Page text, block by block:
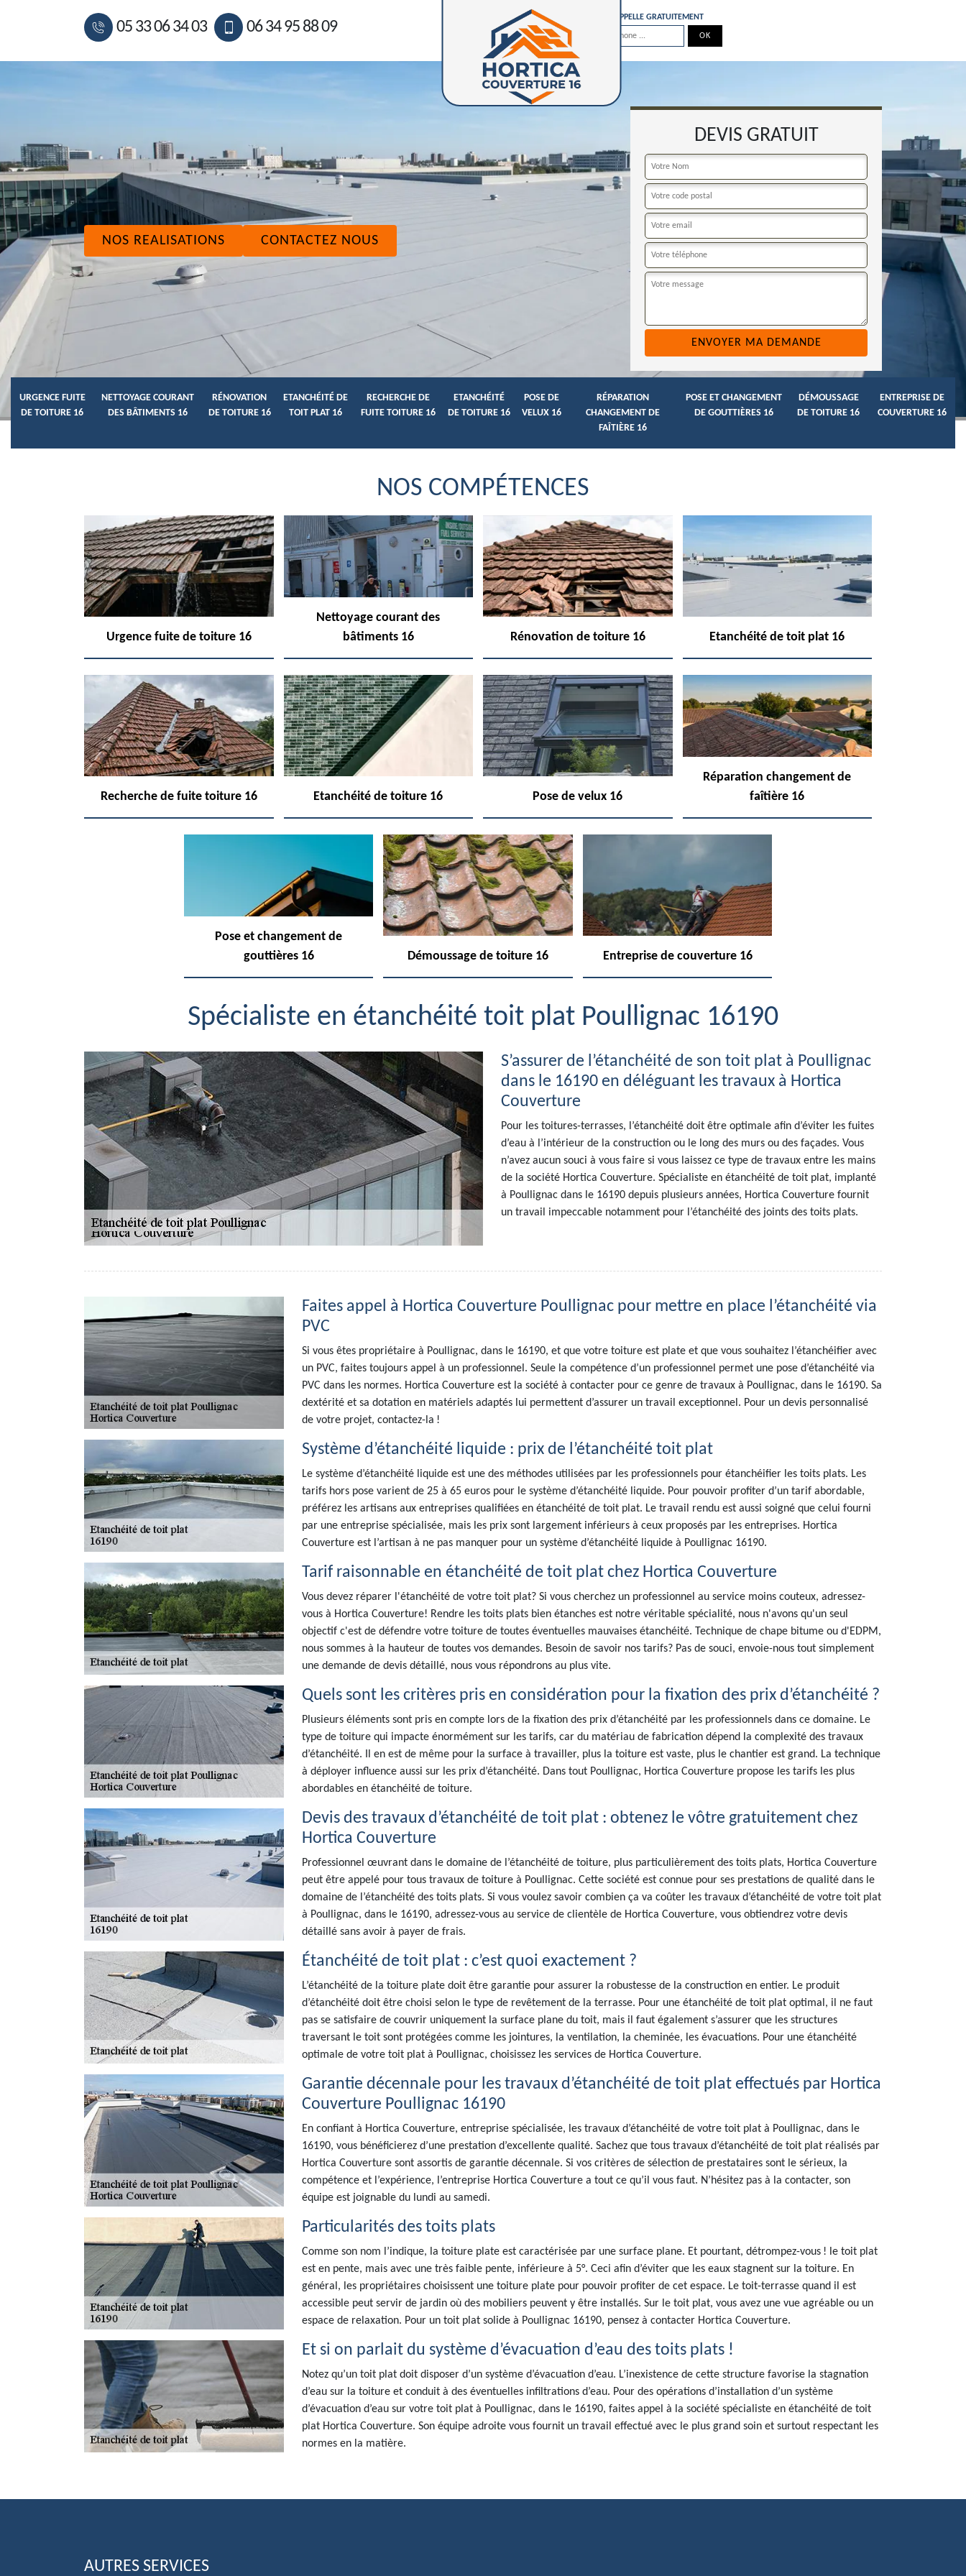
05 33 06 34 03 06 34 95 88 09
ON VOUS RAPPELLE GRATUITEMENT
NOS REALISATIONS CONTACTEZ NOUS
DEVIS GRATUIT
URGENCE FUITE
DE TOITURE 16
NETTOYAGE COURANT
DES BÂTIMENTS 16
RÉNOVATION
DE TOITURE 16
ETANCHÉITÉ DE
TOIT PLAT 16
RECHERCHE DE
FUITE TOITURE 16
ETANCHÉITÉ
DE TOITURE 16
POSE DE
VELUX 16
RÉPARATION
CHANGEMENT DE
FAÎTIÈRE 16
POSE ET CHANGEMENT
DE GOUTTIÈRES 16
DÉMOUSSAGE
DE TOITURE 16
ENTREPRISE DE
COUVERTURE 16
NOS COMPÉTENCES
Urgence fuite de toiture 16
Nettoyage courant des
bâtiments 16
Rénovation de toiture 16 Etanchéité de toit plat 16
Recherche de fuite toiture 16 Etanchéité de toiture 16 Pose de velux 16
Réparation changement de
faîtière 16
Pose et changement de
gouttières 16
Démoussage de toiture 16 Entreprise de couverture 16
Spécialiste en étanchéité toit plat Poullignac 16190
S’assurer de l’étanchéité de son toit plat à Poullignac
dans le 16190 en déléguant les travaux à Hortica
Couverture
Pour les toitures-terrasses, l’étanchéité doit être optimale afin d’éviter les fuites
d’eau à l’intérieur de la construction ou le long des murs ou des façades. Vous
n’avez aucun souci à vous faire si vous laissez ce type de travaux entre les mains
de la société Hortica Couverture. Spécialiste en étanchéité de toit plat, implanté
à Poullignac dans le 16190 depuis plusieurs années, Hortica Couverture fournit
un travail impeccable notamment pour l’étanchéité des joints des toits plats.
Faites appel à Hortica Couverture Poullignac pour mettre en place l’étanchéité via
PVC
Si vous êtes propriétaire à Poullignac, dans le 16190, et que votre toiture est plate et que vous souhaitez l’étanchéifier avec
un PVC, faites toujours appel à un professionnel. Seule la compétence d’un professionnel permet une pose d’étanchéité via
PVC dans les normes. Hortica Couverture est la société à contacter pour ce genre de travaux à Poullignac, dans le 16190. Sa
dextérité et sa dotation en matériels adaptés lui permettent d’assurer un travail exceptionnel. Pour un devis personnalisé
de votre projet, contactez-la !
Système d’étanchéité liquide : prix de l’étanchéité toit plat
Le système d’étanchéité liquide est une des méthodes utilisées par les professionnels pour étanchéifier les toits plats. Les
tarifs hors pose varient de 25 à 65 euros pour le système d’étanchéité liquide. Pour pouvoir profiter d’un tarif abordable,
préférez les artisans aux entreprises qualifiées en étanchéité de toit plat. Le travail rendu est aussi soigné que celui fourni
par une entreprise spécialisée, mais les prix sont largement inférieurs à ceux proposés par les entreprises. Hortica
Couverture est l’artisan à ne pas manquer pour un système d’étanchéité liquide à Poullignac 16190.
Tarif raisonnable en étanchéité de toit plat chez Hortica Couverture
Vous devez réparer l'étanchéité de votre toit plat? Si vous cherchez un professionnel au service moins couteux, adressez-
vous à Hortica Couverture! Rendre les toits plats bien étanches est notre véritable spécialité, nous n'avons qu'un seul
objectif c'est de défendre votre toiture de toutes éventuelles mauvaises étanchéité. Technique de chape bitume ou d'EDPM,
nous sommes à la hauteur de toutes vos demandes. Besoin de savoir nos tarifs? Pas de souci, envoie-nous tout simplement
une demande de devis détaillé, nous vous répondrons au plus vite.
Quels sont les critères pris en considération pour la fixation des prix d’étanchéité ?
Plusieurs éléments sont pris en compte lors de la fixation des prix d’étanchéité par les professionnels dans ce domaine. Le
type de toiture qui impacte énormément sur les tarifs, car du matériau de fabrication dépend la complexité des travaux
d’étanchéité. Il en est de même pour la surface à travailler, plus la toiture est vaste, plus le chantier est grand. La technique
à déployer influence aussi sur les prix d’étanchéité. Dans tout Poullignac, Hortica Couverture propose les tarifs les plus
abordables en étanchéité de toiture.
Devis des travaux d’étanchéité de toit plat : obtenez le vôtre gratuitement chez
Hortica Couverture
Professionnel œuvrant dans le domaine de l’étanchéité de toiture, plus particulièrement des toits plats, Hortica Couverture
peut être appelé pour tous travaux de toiture à Poullignac. Cette société est connue pour ses prestations de qualité dans le
domaine de l’étanchéité des toits plats. Si vous voulez savoir combien ça va coûter les travaux d’étanchéité de votre toit plat
à Poullignac, dans le 16190, adressez-vous au service de clientèle de Hortica Couverture, vous obtiendrez votre devis
détaillé sans avoir à payer de frais.
Étanchéité de toit plat : c’est quoi exactement ?
L’étanchéité de la toiture plate doit être garantie pour assurer la robustesse de la construction en entier. Le produit
d’étanchéité doit être choisi selon le type de revêtement de la terrasse. Pour une étanchéité de toit plat optimal, il ne faut
pas se satisfaire de couvrir uniquement la surface plane du toit, mais il faut également s’assurer que les structures
traversant le toit sont protégées comme les jointures, la ventilation, la cheminée, les évacuations. Pour une étanchéité
optimale de votre toit plat à Poullignac, choisissez les services de Hortica Couverture.
Garantie décennale pour les travaux d’étanchéité de toit plat effectués par Hortica
Couverture Poullignac 16190
En confiant à Hortica Couverture, entreprise spécialisée, les travaux d’étanchéité de votre toit plat à Poullignac, dans le
16190, vous bénéficierez d’une prestation d’excellente qualité. Sachez que tous travaux d’étanchéité de toit plat réalisés par
Hortica Couverture sont assortis de garantie décennale. Si vos critères de sélection de prestataires sont le sérieux, la
compétence et l’expérience, l’entreprise Hortica Couverture a tout ce qu’il vous faut. N’hésitez pas à la contacter, son
équipe est joignable du lundi au samedi.
Particularités des toits plats
Comme son nom l’indique, la toiture plate est caractérisée par une surface plane. Et pourtant, détrompez-vous ! le toit plat
est en pente, mais avec une très faible pente, inférieure à 5°. Ceci afin d’éviter que les eaux stagnent sur la toiture. En
général, les propriétaires choisissent une toiture plate pour pouvoir profiter de cet espace. Le toit-terrasse quand il est
accessible peut servir de jardin où des mobiliers peuvent y être installés. Sur le toit plat, vous avez une vue agréable ou un
espace de relaxation. Pour un toit plat solide à Poullignac 16190, pensez à contacter Hortica Couverture.
Et si on parlait du système d’évacuation d’eau des toits plats !
Notez qu’un toit plat doit disposer d’un système d’évacuation d’eau. L’inexistence de cette structure favorise la stagnation
d’eau sur la toiture et conduit à des éventuelles infiltrations d’eau. Pour des opérations d’installation d’un système
d’évacuation d’eau sur votre toit plat à Poullignac, dans le 16190, faites appel à la société spécialiste en étanchéité de toit
plat Hortica Couverture. Son équipe adroite vous fournit un travail effectué avec le plus grand soin et surtout respectant les
normes en la matière.
AUTRES SERVICES